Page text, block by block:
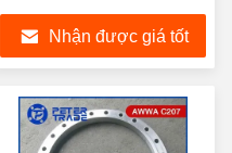
Nhận được giá tốt